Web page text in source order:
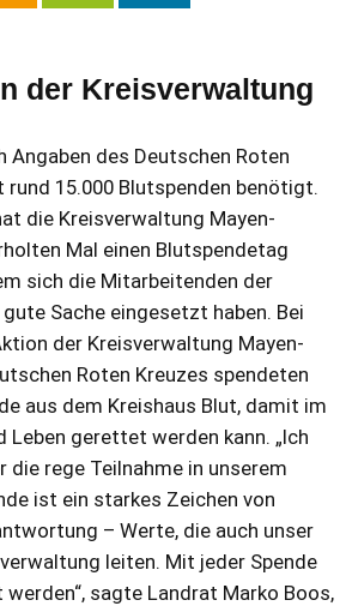
der Kreisverwaltung
Angaben des Deutschen Roten
rund 15.000 Blutspenden benötigt.
die Kreisverwaltung Mayen-
Mal einen Blutspendetag
sich die Mitarbeitenden der
Sache eingesetzt haben. Bei
der Kreisverwaltung Mayen-
Roten Kreuzes spendeten
aus dem Kreishaus Blut, damit im
gerettet werden kann. „Ich
die rege Teilnahme in unserem
ist ein starkes Zeichen von
– Werte, die auch unser
leiten. Mit jeder Spende
sagte Landrat Marko Boos,